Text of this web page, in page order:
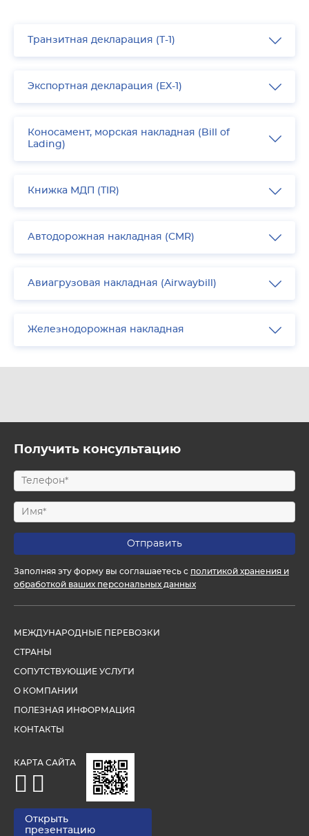
Транзитная декларация (T-1)
Экспортная декларация (EX-1)
Коносамент, морская накладная (Bill of
Lading)
Книжка МДП (TIR)
Автодорожная накладная (CMR)
Авиагрузовая накладная (Airwaybill)
Железнодорожная накладная
Получить консультацию
Заполняя эту форму вы соглашаетесь с политикой хранения и
обработкой ваших персональных данных
МЕЖДУНАРОДНЫЕ ПЕРЕВОЗКИ
СТРАНЫ
СОПУТСТВУЮЩИЕ УСЛУГИ
О КОМПАНИИ
ПОЛЕЗНАЯ ИНФОРМАЦИЯ
КОНТАКТЫ
КАРТА САЙТА
Открыть
презентацию